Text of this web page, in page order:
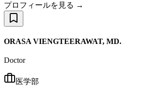
プロフィールを見る →
ORASA VIENGTEERAWAT, MD.
Doctor
医学部